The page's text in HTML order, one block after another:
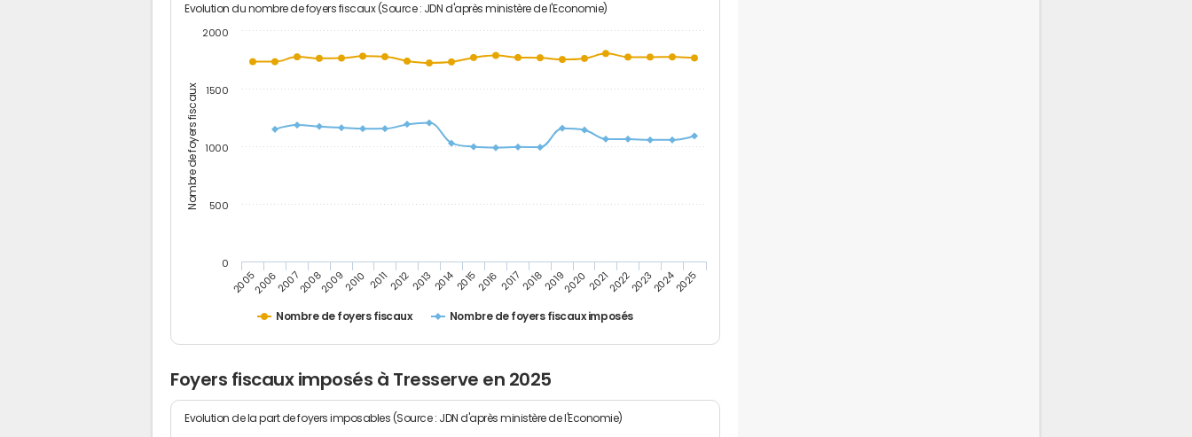
Nombre de foyers fiscaux
Evolution du nombre de foyers fiscaux (Source : JDN d'après ministère de l'Economie)
Nombre de foyers fiscaux Nombre de foyers fiscaux imposés
200520062007200820092010 201120122013201420152016 201720182019202020212022202320242025
0
500
1000
1500
2000
Foyers fiscaux imposés à Tresserve en 2025
Evolution de la part de foyers imposables (Source : JDN d'après ministère de l'Economie)